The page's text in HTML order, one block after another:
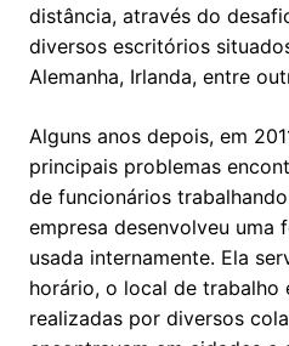
distância, através do
diversos escritórios
Alemanha, Irlanda, entre
Alguns anos depois, em
principais problemas
de funcionários
empresa desenvolveu uma
usada internamente. Ela
horário, o local de trabalho
realizadas por diversos